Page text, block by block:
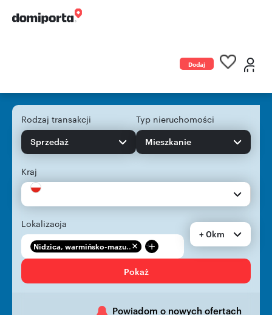
Dodaj
Rodzaj transakcji
Sprzedaż
Typ nieruchomości
Mieszkanie
Kraj
Lokalizacja
Nidzica, warmińsko-mazu... +
+ 0km
Pokaż
Powiadom o nowych ofertach